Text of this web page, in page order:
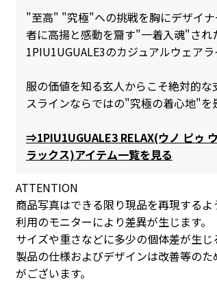
"至高" "究極"への挑戦を胸にデザイ
者に高揚と感動を齎す"一着入魂"され
1PIU1UGUALE3のカジュアルウェアラ
服の価値を知る玄人からこそ絶対的
スラインならではの"究極の着心地"を
⇒1PIU1UGUALE3 RELAX(ウノ ピゥ
ラックス)アイテム一覧を見る
ATTENTION
商品写真はできる限り現品を再現する
利用のモニターにより差異が生じます。
サイズや重さなどに多少の個体差が生じ
製品の仕様およびデザインは改善等の
がございます。